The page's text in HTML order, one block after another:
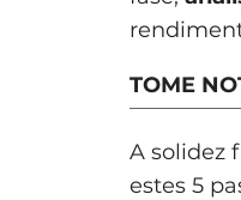
TOME
A solidez
estes 5